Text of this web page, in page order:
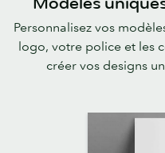
Personnalisez vos
logo, votre police et les
créer vos designs